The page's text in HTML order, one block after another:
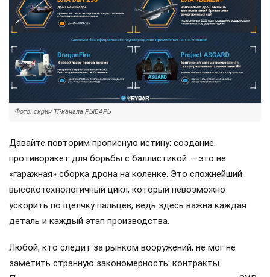
Фото: скрин ТГ-канала РЫБАРЬ
Давайте повторим прописную истину: создание
противоракет для борьбы с баллистикой — это не
«гаражная» сборка дрона на коленке. Это сложнейший
высокотехнологичный цикл, который невозможно
ускорить по щелчку пальцев, ведь здесь важна каждая
деталь и каждый этап производства.
Любой, кто следит за рынком вооружений, не мог не
заметить странную закономерность: контракты